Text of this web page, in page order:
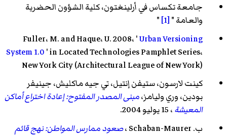
جامعة تكساس في أرلينغتون، كلية الشؤون الحضرية
والعامة "[1]
"
Fuller، M. and Haque، U. 2008، 'Urban Versioning
System 1.0' in Located Technologies Pamphlet Series،
New York City (Architectural League of New York)
كينت لارسون، ستيفن إنتيل، تي جيه ماكليش، جينيفر
بودين، وري وليامز،مبنى المصدر المفتوح: إعادة اختراع أماكن
المعيشة، 15 يوليو 2004.
ب. Schaban-Maurer ،
صعود ممارس المواطن: نهج قائم